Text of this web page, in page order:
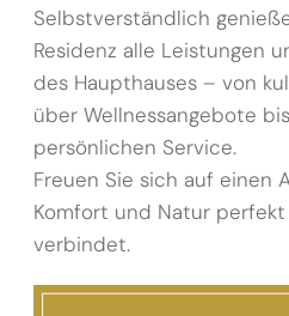
Selbstverständlich
Residenz alle Leistungen
des Haupthauses – von
über Wellnessangebote
persönlichen Service.
Freuen Sie sich auf einen
Komfort und Natur
verbindet.